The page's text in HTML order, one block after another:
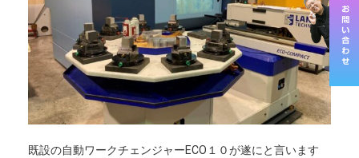
既設の自動ワークチェンジャーECO１０が遂にと言います